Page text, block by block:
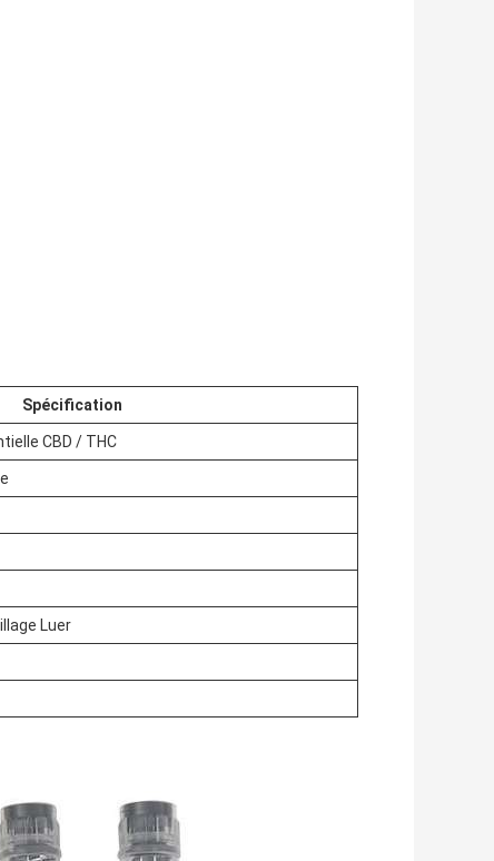
Spécification
CBD / THC
Luer